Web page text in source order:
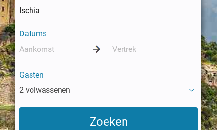
Datums
Gasten
2 volwassenen